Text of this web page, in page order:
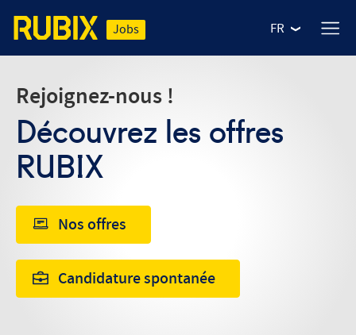
Jobs FR
Rejoignez-nous !
Découvrez les offres
RUBIX
Nos offres
Candidature spontanée